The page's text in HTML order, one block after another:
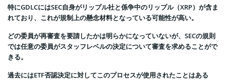
特にGDLCにはSEC自身がリップル社と係争中のリップル（XRP）が含ま
れており、これが規制上の懸念材料となっている可能性が高い。
どの委員が再審査を要請したかは明らかになっていないが、SECの規則
では任意の委員がスタッフレベルの決定について審査を求めることがで
きる。
過去にはETF否認決定に対してこのプロセスが使用されたことはある